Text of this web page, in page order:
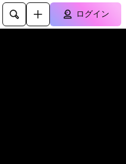
ログイン